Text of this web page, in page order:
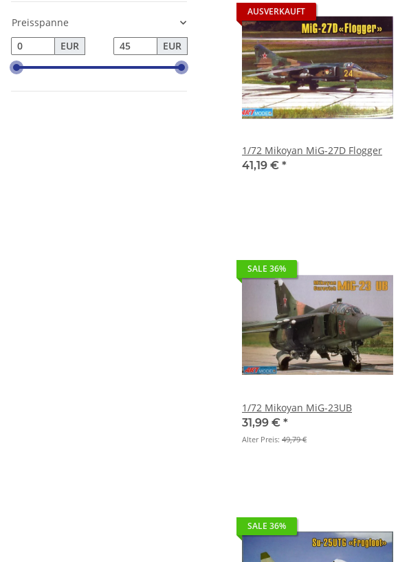
AUSVERKAUFT
1/72 Mikoyan MiG-27D Flogger
41,19 € *
SALE 36%
1/72 Mikoyan MiG-23UB
31,99 € *
Alter Preis: 49,79 €
SALE 36%
Preisspanne
EUR
EUR